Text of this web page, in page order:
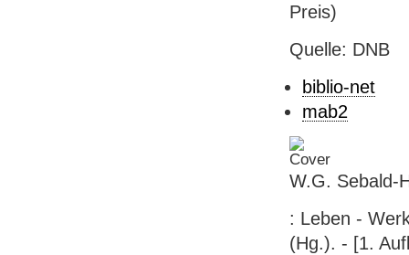
Preis)
Quelle: DNB
biblio-net
mab2
W.G. Sebald-
: Leben -
(Hg.). - [1.